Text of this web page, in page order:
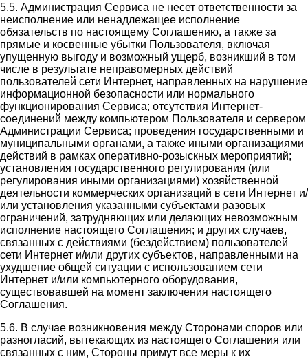
5.5. Администрация Сервиса не несет ответственности за
неисполнение или ненадлежащее исполнение
обязательств по настоящему Соглашению, а также за
прямые и косвенные убытки Пользователя, включая
упущенную выгоду и возможный ущерб, возникший в том
числе в результате неправомерных действий
пользователей сети Интернет, направленных на нарушение
информационной безопасности или нормального
функционирования Сервиса; отсутствия Интернет-
соединений между компьютером Пользователя и сервером
Администрации Сервиса; проведения государственными и
муниципальными органами, а также иными организациями
действий в рамках оперативно-розыскных мероприятий;
установления государственного регулирования (или
регулирования иными организациями) хозяйственной
деятельности коммерческих организаций в сети Интернет и/
или установления указанными субъектами разовых
ограничений, затрудняющих или делающих невозможным
исполнение настоящего Соглашения; и других случаев,
связанных с действиями (бездействием) пользователей
сети Интернет и/или других субъектов, направленными на
ухудшение общей ситуации с использованием сети
Интернет и/или компьютерного оборудования,
существовавшей на момент заключения настоящего
Соглашения.
5.6. В случае возникновения между Сторонами споров или
разногласий, вытекающих из настоящего Соглашения или
связанных с ним, Стороны примут все меры к их